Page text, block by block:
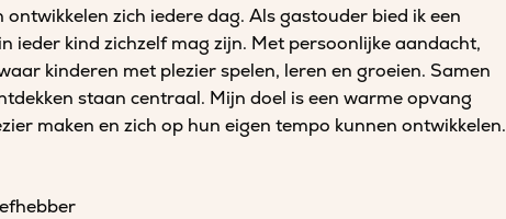
zich iedere dag. Als gastouder bied ik een
ieder kind zichzelf mag zijn. Met persoonlijke aandacht,
kinderen met plezier spelen, leren en groeien. Samen
staan centraal. Mijn doel is een warme opvang
maken en zich op hun eigen tempo kunnen ontwikkelen.